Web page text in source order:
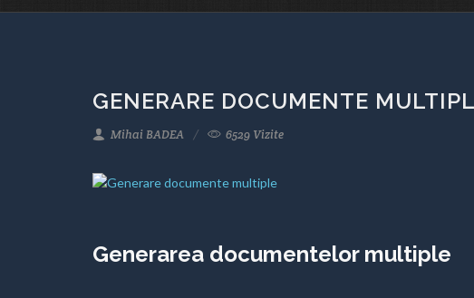
GENERARE DOCUMENTE
Mihai BADEA 6529 Vizite
Generarea documentelor multiple